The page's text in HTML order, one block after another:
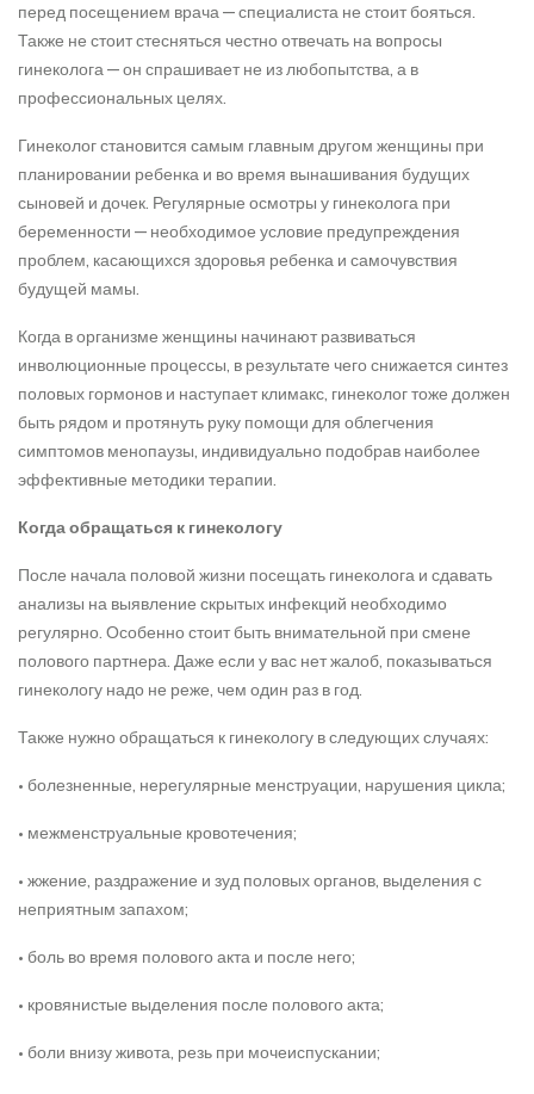
перед посещением врача — специалиста не стоит бояться.
Также не стоит стесняться честно отвечать на вопросы
гинеколога — он спрашивает не из любопытства, а в
профессиональных целях.
Гинеколог становится самым главным другом женщины при
планировании ребенка и во время вынашивания будущих
сыновей и дочек. Регулярные осмотры у гинеколога при
беременности — необходимое условие предупреждения
проблем, касающихся здоровья ребенка и самочувствия
будущей мамы.
Когда в организме женщины начинают развиваться
инволюционные процессы, в результате чего снижается синтез
половых гормонов и наступает климакс, гинеколог тоже должен
быть рядом и протянуть руку помощи для облегчения
симптомов менопаузы, индивидуально подобрав наиболее
эффективные методики терапии.
Когда обращаться к гинекологу
После начала половой жизни посещать гинеколога и сдавать
анализы на выявление скрытых инфекций необходимо
регулярно. Особенно стоит быть внимательной при смене
полового партнера. Даже если у вас нет жалоб, показываться
гинекологу надо не реже, чем один раз в год.
Также нужно обращаться к гинекологу в следующих случаях:
• болезненные, нерегулярные менструации, нарушения цикла;
• межменструальные кровотечения;
• жжение, раздражение и зуд половых органов, выделения с
неприятным запахом;
• боль во время полового акта и после него;
• кровянистые выделения после полового акта;
• боли внизу живота, резь при мочеиспускании;